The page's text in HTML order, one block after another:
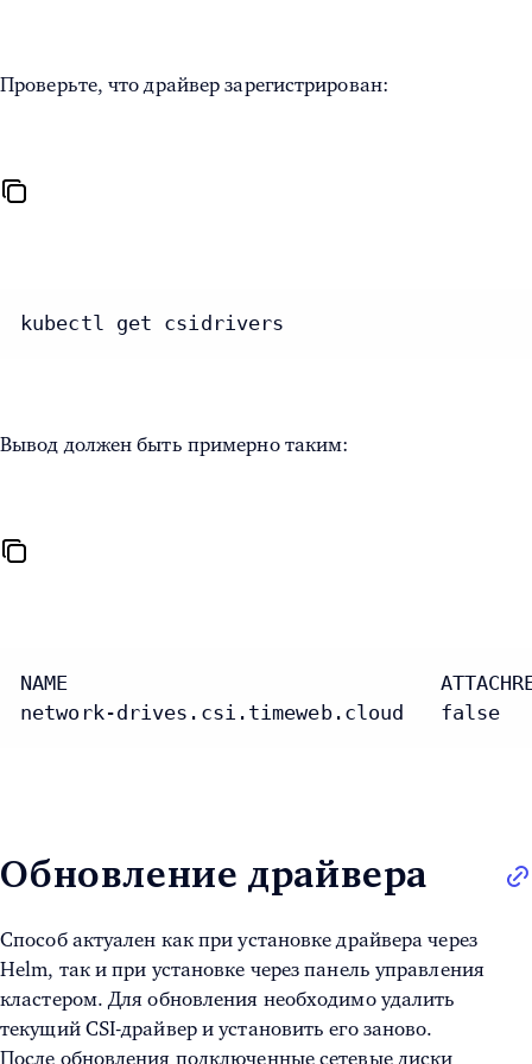
Проверьте, что драйвер зарегистрирован:
kubectl get csidrivers
Вывод должен быть примерно таким:
NAME                               ATTACHREQUIRED
network-drives.csi.timeweb.cloud
Обновление драйвера
Способ актуален как при установке драйвера через
Helm, так и при установке через панель управления
кластером. Для обновления необходимо удалить
текущий CSI-драйвер и установить его заново.
После обновления подключенные сетевые диски